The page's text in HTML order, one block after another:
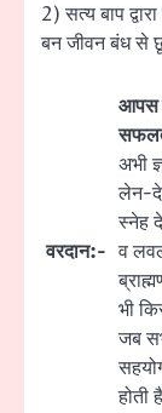
2) सत्य बाप
बन जीवन बंध से
वरदान:-
आपस
अभी
लेन-
स्नेह
व
भी
जब
होती